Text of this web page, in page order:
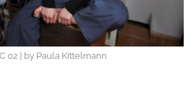
02 | by Paula Kittelmann